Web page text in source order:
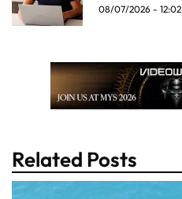
08/07/2026 - 12:02
Related Posts